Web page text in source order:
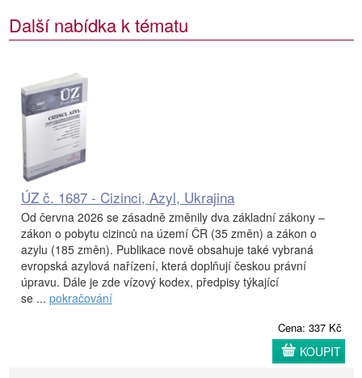
Další nabídka k tématu
ÚZ č. 1687 - Cizinci, Azyl, Ukrajina
Od června 2026 se zásadně změnily dva základní zákony –
zákon o pobytu cizinců na území ČR (35 změn) a zákon o
azylu (185 změn). Publikace nově obsahuje také vybraná
evropská azylová nařízení, která doplňují českou právní
úpravu. Dále je zde vízový kodex, předpisy týkající
se ... pokračování
Cena: 337 Kč
KOUPIT